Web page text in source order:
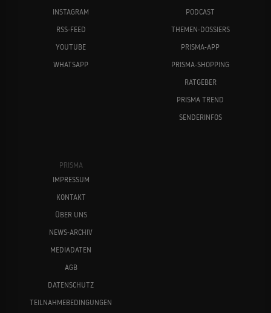
INSTAGRAM
RSS-FEED
YOUTUBE
WHATSAPP
PODCAST
THEMEN-DOSSIERS
PRISMA-APP
PRISMA-SHOPPING
RATGEBER
PRISMA TREND
SENDERINFOS
PRISMA
IMPRESSUM
KONTAKT
ÜBER UNS
NEWS-ARCHIV
MEDIADATEN
AGB
DATENSCHUTZ
TEILNAHMEBEDINGUNGEN